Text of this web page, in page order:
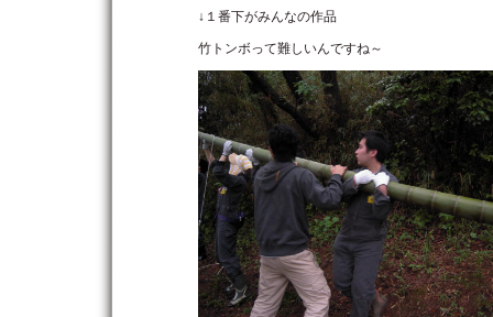
↓１番下がみんなの作品
竹トンボって難しいんですね～